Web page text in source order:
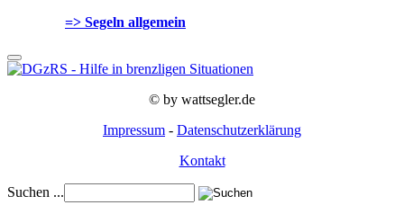
=> Segeln allgemein
© by wattsegler.de
Impressum - Datenschutzerklärung
Kontakt
Suchen ...